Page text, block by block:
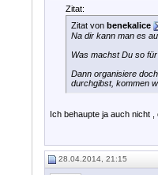
Zitat:
Zitat von benekalice
Na dir kann man es
Was machst Du so
Dann organisiere
durchgibst, kommen
Ich behaupte ja auch nicht
28.04.2014, 21:15